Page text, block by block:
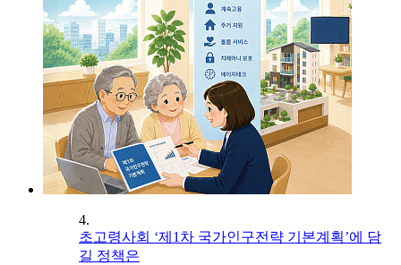
4.
초고령사회 ‘제1차 국가인구전략 기본계획’에 담
길 정책은